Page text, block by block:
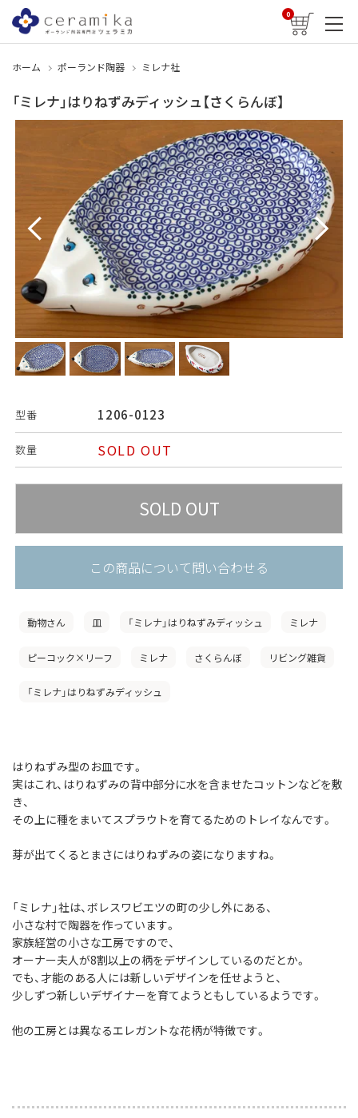
0
ホーム ポーランド陶器 ミレナ社
「ミレナ」はりねずみディッシュ【さくらんぼ】
型番 1206-0123
数量 SOLD OUT
この商品について問い合わせる
動物さん 皿 「ミレナ」はりねずみディッシュ ミレナ
ピーコック×リーフ ミレナ さくらんぼ リビング雑貨
「ミレナ」はりねずみディッシュ
はりねずみ型のお皿です。
実はこれ、はりねずみの背中部分に水を含ませたコットンなどを敷
き、
その上に種をまいてスプラウトを育てるためのトレイなんです。
芽が出てくるとまさにはりねずみの姿になりますね。
「ミレナ」社は、ボレスワビエツの町の少し外にある、
小さな村で陶器を作っています。
家族経営の小さな工房ですので、
オーナー夫人が8割以上の柄をデザインしているのだとか。
でも、才能のある人には新しいデザインを任せようと、
少しずつ新しいデザイナーを育てようともしているようです。
他の工房とは異なるエレガントな花柄が特徴です。